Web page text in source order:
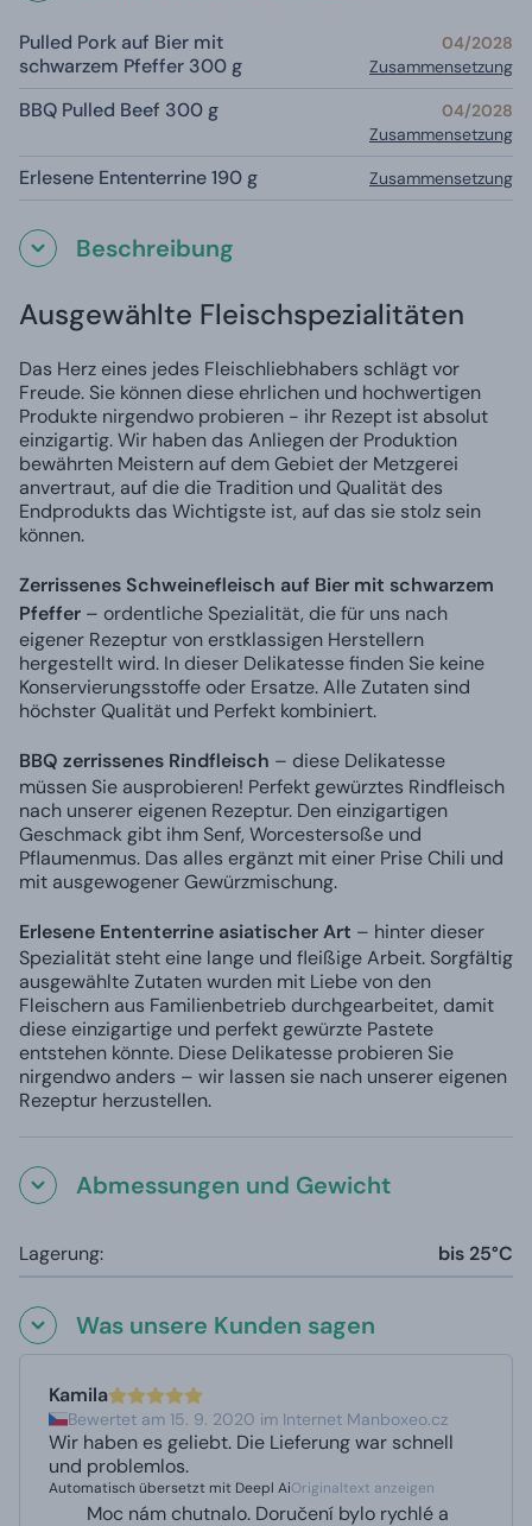
Pulled Pork auf Bier mit
schwarzem Pfeffer 300 g
04/2028
Zusammensetzung
BBQ Pulled Beef 300 g
04/2028
Zusammensetzung
Erlesene Ententerrine 190 g Zusammensetzung
Beschreibung
Ausgewählte Fleischspezialitäten
Das Herz eines jedes Fleischliebhabers schlägt vor
Freude. Sie können diese ehrlichen und hochwertigen
Produkte nirgendwo probieren - ihr Rezept ist absolut
einzigartig. Wir haben das Anliegen der Produktion
bewährten Meistern auf dem Gebiet der Metzgerei
anvertraut, auf die die Tradition und Qualität des
Endprodukts das Wichtigste ist, auf das sie stolz sein
können.
Zerrissenes Schweinefleisch auf Bier mit schwarzem
Pfeffer – ordentliche Spezialität, die für uns nach
eigener Rezeptur von erstklassigen Herstellern
hergestellt wird. In dieser Delikatesse finden Sie keine
Konservierungsstoffe oder Ersatze. Alle Zutaten sind
höchster Qualität und Perfekt kombiniert.
BBQ zerrissenes Rindfleisch – diese Delikatesse
müssen Sie ausprobieren! Perfekt gewürztes Rindfleisch
nach unserer eigenen Rezeptur. Den einzigartigen
Geschmack gibt ihm Senf, Worcestersoße und
Pflaumenmus. Das alles ergänzt mit einer Prise Chili und
mit ausgewogener Gewürzmischung.
Erlesene Ententerrine asiatischer Art – hinter dieser
Spezialität steht eine lange und fleißige Arbeit. Sorgfältig
ausgewählte Zutaten wurden mit Liebe von den
Fleischern aus Familienbetrieb durchgearbeitet, damit
diese einzigartige und perfekt gewürzte Pastete
entstehen könnte. Diese Delikatesse probieren Sie
nirgendwo anders – wir lassen sie nach unserer eigenen
Rezeptur herzustellen.
Abmessungen und Gewicht
Lagerung: bis 25°C
Was unsere Kunden sagen
Kamila
Bewertet am 15. 9. 2020 im Internet Manboxeo.cz
Wir haben es geliebt. Die Lieferung war schnell
und problemlos.
Automatisch übersetzt mit Deepl AiOriginaltext anzeigen
Moc nám chutnalo. Doručení bylo rychlé a